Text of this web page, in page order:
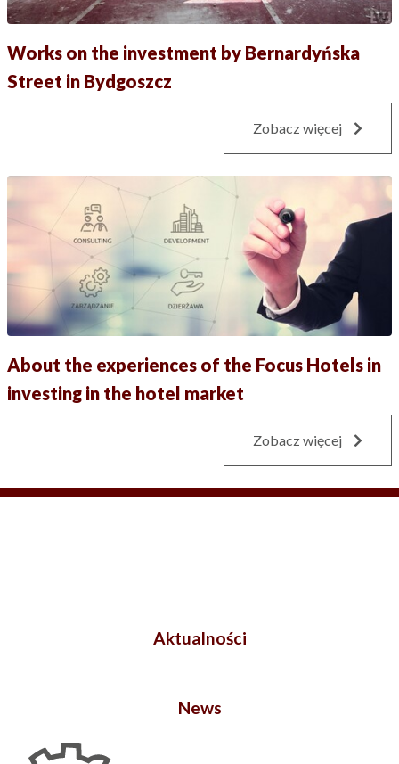
Works on the investment by Bernardyńska
Street in Bydgoszcz
Zobacz więcej
About the experiences of the Focus Hotels in
investing in the hotel market
Zobacz więcej
Aktualności
News